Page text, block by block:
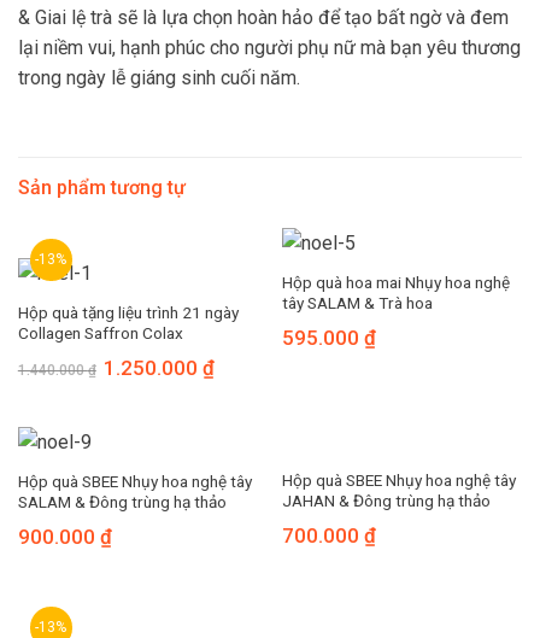
& Giai lệ trà sẽ là lựa chọn hoàn hảo để tạo bất ngờ và đem
lại niềm vui, hạnh phúc cho người phụ nữ mà bạn yêu thương
trong ngày lễ giáng sinh cuối năm.
Sản phẩm tương tự
-13%
Hộp quà tặng liệu trình 21 ngày
Collagen Saffron Colax
1.440.000₫ 1.250.000₫
Hộp quà hoa mai Nhụy hoa nghệ
tây SALAM & Trà hoa
595.000 ₫
Hộp quà SBEE Nhụy hoa nghệ tây
SALAM & Đông trùng hạ thảo
900.000 ₫
Hộp quà SBEE Nhụy hoa nghệ tây
JAHAN & Đông trùng hạ thảo
700.000 ₫
-13%